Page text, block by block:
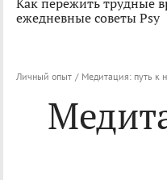
ежедневные советы Psy
Личный опыт / Медитация: путь к